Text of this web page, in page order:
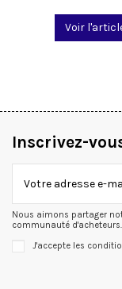
Voir
Inscrivez-
Nous aimons partager
communauté d'acheteurs.
J'accepte les